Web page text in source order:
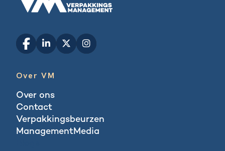
Over VM
Over ons
Contact
Verpakkingsbeurzen
ManagementMedia